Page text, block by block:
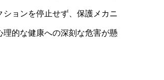
ョンを停止せず、保護メカニ
的な健康への深刻な危害が懸